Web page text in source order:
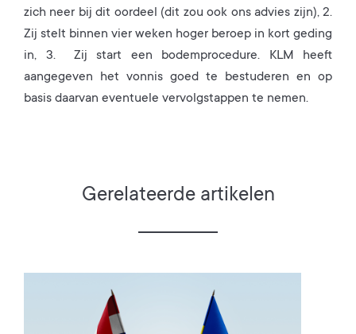
zich neer bij dit oordeel (dit zou ook ons advies zijn), 2.
Zij stelt binnen vier weken hoger beroep in kort geding
in, 3. Zij start een bodemprocedure. KLM heeft
aangegeven het vonnis goed te bestuderen en op
basis daarvan eventuele vervolgstappen te nemen.
Gerelateerde artikelen